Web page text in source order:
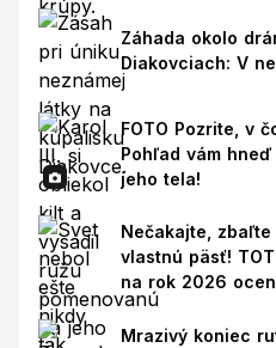
Záhada okolo
Diakovciach: V
FOTO Pozrite, v
Pohľad vám
jeho tela!
Nečakajte,
vlastnú päsť!
na rok 2026
Mrazivý koniec